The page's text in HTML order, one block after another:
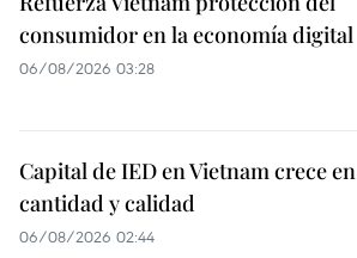
consumidor en la economía digital
06/08/2026 03:28
Capital de IED en Vietnam crece en
cantidad y calidad
06/08/2026 02:44